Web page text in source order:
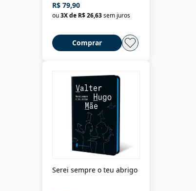
R$ 79,90
ou3X de R$ 26,63sem juros
Comprar
Serei sempre o teu abrigo